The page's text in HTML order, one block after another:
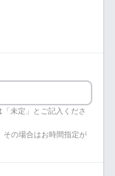
未定」とご記入くださ
その場合はお時間指定が